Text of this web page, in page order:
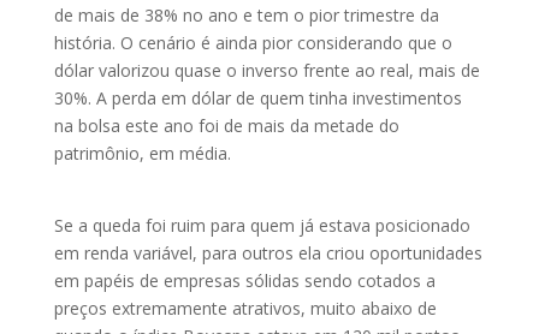
de mais de 38% no ano e tem o pior trimestre da
história. O cenário é ainda pior considerando que o
dólar valorizou quase o inverso frente ao real, mais de
30%. A perda em dólar de quem tinha investimentos
na bolsa este ano foi de mais da metade do
patrimônio, em média.
Se a queda foi ruim para quem já estava posicionado
em renda variável, para outros ela criou oportunidades
em papéis de empresas sólidas sendo cotados a
preços extremamente atrativos, muito abaixo de